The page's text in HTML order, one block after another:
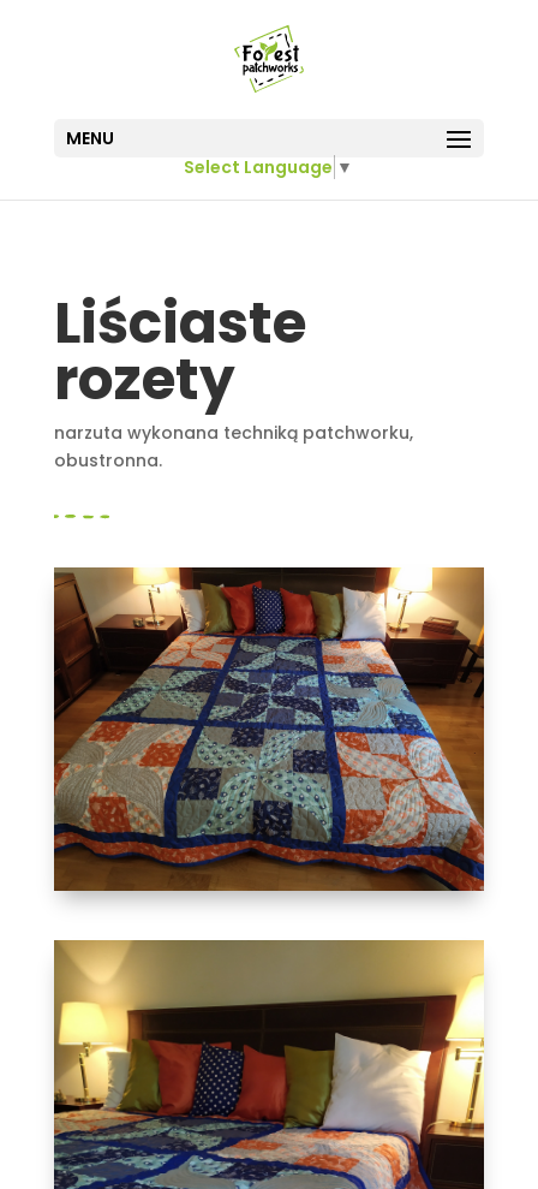
MENU
Select Language ▼
Liściaste
rozety
narzuta wykonana techniką patchworku,
obustronna.